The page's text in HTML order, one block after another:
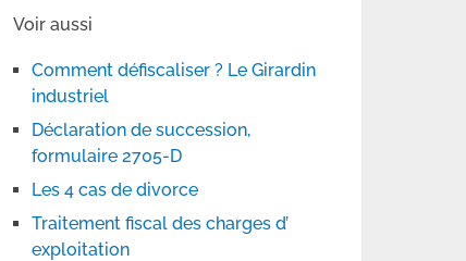
Voir aussi
Comment défiscaliser ? Le Girardin
industriel
Déclaration de succession,
formulaire 2705-D
Les 4 cas de divorce
Traitement fiscal des charges d’
exploitation